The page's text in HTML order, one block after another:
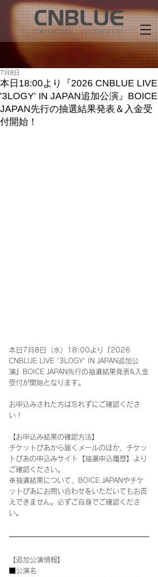
本日18:00より『2026 CNBLUE LIVE
'3LOGY' IN JAPAN追加公演』BOICE
JAPAN先行の抽選結果発表＆入金受
付開始！
7月8日
本日7月8日（水）18:00より『2026
CNBLUE LIVE '3LOGY' IN JAPAN追加公
演』BOICE JAPAN先行の抽選結果発表&入金
受付が開始となります。
お申込みされた方は忘れずにご確認くださ
い！
【お申込み結果の確認方法】
チケットぴあから届くメールのほか、チケッ
トぴあの申込みサイト【抽選申込履歴】より
ご確認ください。
※抽選結果について、BOICE JAPANやチケ
ットぴあにお問い合わせをいただいてもお答
えできません。必ずご自身でご確認くださ
い。
【追加公演情報】
■公演名